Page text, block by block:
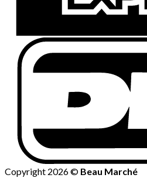
Copyright 2026 © Beau Marché